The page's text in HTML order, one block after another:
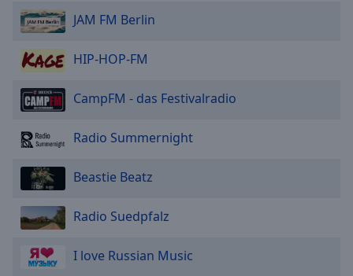
JAM FM Berlin
HIP-HOP-FM
CampFM - das Festivalradio
Radio Summernight
Beastie Beatz
Radio Suedpfalz
I love Russian Music